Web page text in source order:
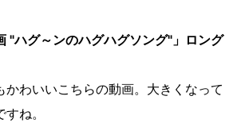
"ハグ～ンのハグハグソング"」ロング
かわいいこちらの動画。大きくなって
ね。